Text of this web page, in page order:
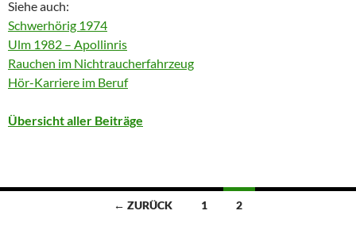
Siehe auch:
Schwerhörig 1974
Ulm 1982 – Apollinris
Rauchen im Nichtraucherfahrzeug
Hör-Karriere im Beruf
Übersicht aller Beiträge
Beitragsnavigation
← ZURÜCK 1 2